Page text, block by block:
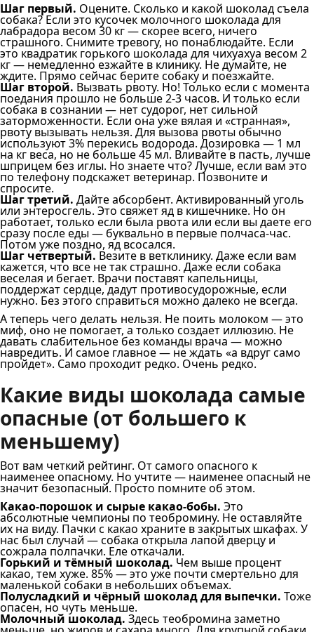
Шаг первый. Оцените. Сколько и какой шоколад съела
собака? Если это кусочек молочного шоколада для
лабрадора весом 30 кг — скорее всего, ничего
страшного. Снимите тревогу, но понаблюдайте. Если
это квадратик горького шоколада для чихуахуа весом 2
кг — немедленно езжайте в клинику. Не думайте, не
ждите. Прямо сейчас берите собаку и поезжайте.
Шаг второй. Вызвать рвоту. Но! Только если с момента
поедания прошло не больше 2-3 часов. И только если
собака в сознании — нет судорог, нет сильной
заторможенности. Если она уже вялая и «странная»,
рвоту вызывать нельзя. Для вызова рвоты обычно
используют 3% перекись водорода. Дозировка — 1 мл
на кг веса, но не больше 45 мл. Вливайте в пасть, лучше
шприцем без иглы. Но знаете что? Лучше, если вам это
по телефону подскажет ветеринар. Позвоните и
спросите.
Шаг третий. Дайте абсорбент. Активированный уголь
или энтеросгель. Это свяжет яд в кишечнике. Но он
работает, только если была рвота или если вы даете его
сразу после еды — буквально в первые полчаса-час.
Потом уже поздно, яд всосался.
Шаг четвертый. Везите в ветклинику. Даже если вам
кажется, что все не так страшно. Даже если собака
веселая и бегает. Врачи поставят капельницы,
поддержат сердце, дадут противосудорожные, если
нужно. Без этого справиться можно далеко не всегда.
А теперь чего делать нельзя. Не поить молоком — это
миф, оно не помогает, а только создает иллюзию. Не
давать слабительное без команды врача — можно
навредить. И самое главное — не ждать «а вдруг само
пройдет». Само проходит редко. Очень редко.
Какие виды шоколада самые
опасные (от большего к
меньшему)
Вот вам четкий рейтинг. От самого опасного к
наименее опасному. Но учтите — наименее опасный не
значит безопасный. Просто помните об этом.
Какао-порошок и сырые какао-бобы. Это
абсолютные чемпионы по теобромину. Не оставляйте
их на виду. Пачки с какао храните в закрытых шкафах. У
нас был случай — собака открыла лапой дверцу и
сожрала полпачки. Еле откачали.
Горький и тёмный шоколад. Чем выше процент
какао, тем хуже. 85% — это уже почти смертельно для
маленькой собаки в небольших объемах.
Полусладкий и чёрный шоколад для выпечки. Тоже
опасен, но чуть меньше.
Молочный шоколад. Здесь теобромина заметно